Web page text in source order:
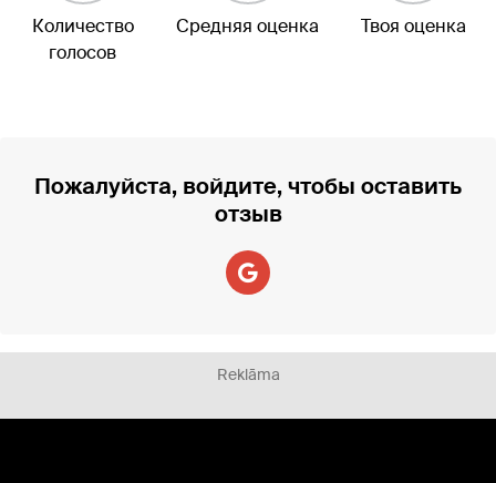
Количество
голосов
Средняя оценка Твоя оценка
Пожалуйста, войдите, чтобы оставить
отзыв
Reklāma